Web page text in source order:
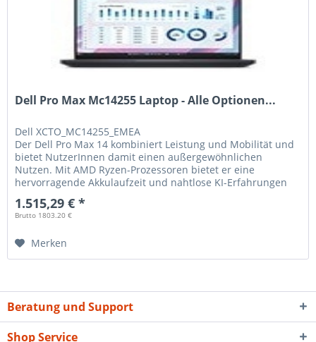
Dell Pro Max Mc14255 Laptop - Alle Optionen...
DellXCTO_MC14255_EMEA
Der Dell Pro Max 14 kombiniert Leistung und Mobilität und
bietet NutzerInnen damit einen außergewöhnlichen
Nutzen. Mit AMD Ryzen-Prozessoren bietet er eine
hervorragende Akkulaufzeit und nahtlose KI-Erfahrungen
auf dem Gerät.
1.515,29 € *
Brutto 1803.20 €
Merken
Beratung und Support
Shop Service